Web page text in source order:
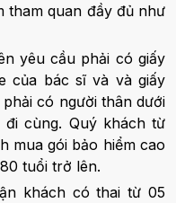
tham quan đầy đủ như
yêu cầu phải có giấy
của bác sĩ và và giấy
có người thân dưới
cùng. Quý khách từ
mua gói bảo hiểm cao
tuổi trở lên.
khách có thai từ 05